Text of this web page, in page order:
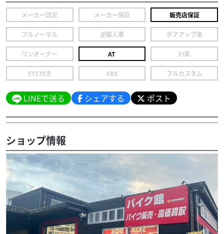
メーカー認定 メーカー保証 販売店保証
フルノーマル 逆輸入車 ボアアップ車
ワンオーナー AT FI車
ETC付き ABS フルカスタム
LINEで送る シェアする ポスト
ショップ情報